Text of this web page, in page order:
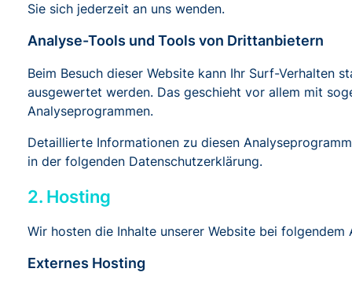
Sie sich jederzeit an uns wenden.
Analyse-Tools und Tools von Dritt­anbietern
Beim Besuch dieser Website kann Ihr Surf-Verhalten
ausgewertet werden. Das geschieht vor allem mit
Analyseprogrammen.
Detaillierte Informationen zu diesen
in der folgenden Datenschutzerklärung.
2. Hosting
Wir hosten die Inhalte unserer Website bei folgendem
Externes Hosting